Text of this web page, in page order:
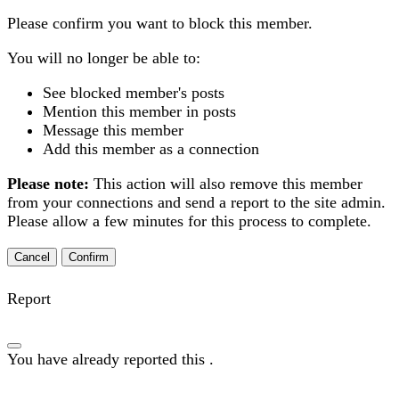
Please confirm you want to block this member.
You will no longer be able to:
See blocked member's posts
Mention this member in posts
Message this member
Add this member as a connection
Please note: This action will also remove this member
from your connections and send a report to the site admin.
Please allow a few minutes for this process to complete.
Confirm
Report
You have already reported this .